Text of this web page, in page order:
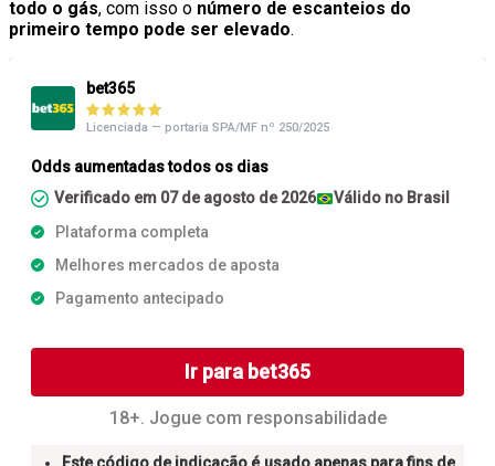
todo o gás, com isso o número de escanteios do
primeiro tempo pode ser elevado.